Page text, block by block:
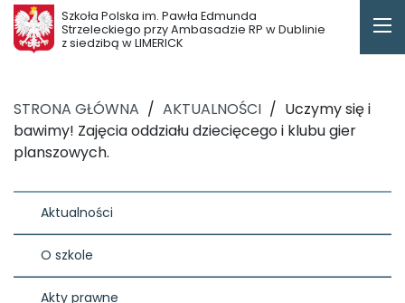
Szkoła Polska im. Pawła Edmunda
Strzeleckiego przy Ambasadzie RP w Dublinie
z siedzibą w LIMERICK
STRONA GŁÓWNA / AKTUALNOŚCI / Uczymy się i
bawimy! Zajęcia oddziału dziecięcego i klubu gier
planszowych.
Aktualności
O szkole
Akty prawne